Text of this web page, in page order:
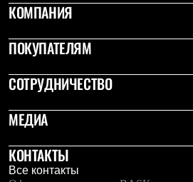
КОМПАНИЯ
ПОКУПАТЕЛЯМ
СОТРУДНИЧЕСТВО
МЕДИА
КОНТАКТЫ
Все контакты